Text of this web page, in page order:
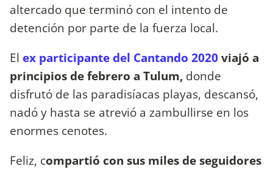
altercado que terminó con el intento de
detención por parte de la fuerza local.
El ex participante del Cantando 2020viajó a
principios de febrero a Tulum, donde
disfrutó de las paradisíacas playas, descansó,
nadó y hasta se atrevió a zambullirse en los
enormes cenotes.
Feliz, compartió con sus miles de seguidores